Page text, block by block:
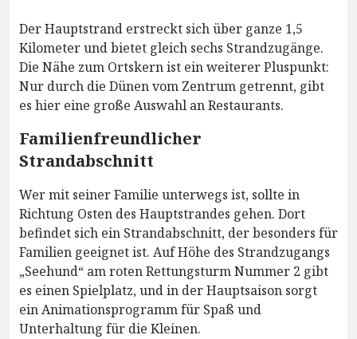
Der Hauptstrand erstreckt sich über ganze 1,5
Kilometer und bietet gleich sechs Strandzugänge.
Die Nähe zum Ortskern ist ein weiterer Pluspunkt:
Nur durch die Dünen vom Zentrum getrennt, gibt
es hier eine große Auswahl an Restaurants.
Familienfreundlicher
Strandabschnitt
Wer mit seiner Familie unterwegs ist, sollte in
Richtung Osten des Hauptstrandes gehen. Dort
befindet sich ein Strandabschnitt, der besonders für
Familien geeignet ist. Auf Höhe des Strandzugangs
„Seehund“ am roten Rettungsturm Nummer 2 gibt
es einen Spielplatz, und in der Hauptsaison sorgt
ein Animationsprogramm für Spaß und
Unterhaltung für die Kleinen.